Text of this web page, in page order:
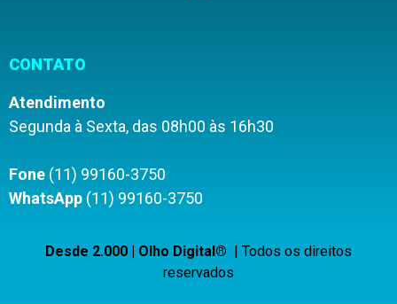
CONTATO
Atendimento
Segunda à Sexta, das 08h00 às 16h30
Fone (11) 99160-3750
WhatsApp (11) 99160-3750
Desde 2.000 | Olho Digital® | Todos os direitos
reservados